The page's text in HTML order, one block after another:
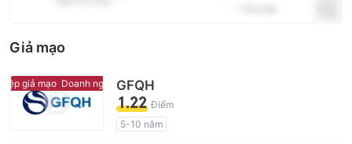
Giả mạo
giả mạo Doanh nghiệp giả mạo
GFQH
1.22 Điểm
5-10 năm